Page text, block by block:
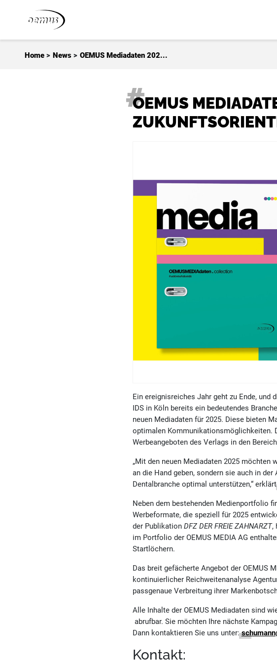
Home > News > OEMUS Mediadaten 202...
OEMUS
Ein ereignisreiches Jahr geht zu Ende, und
IDS in Köln bereits ein bedeutendes
neuen Mediadaten für 2025. Diese bieten
optimalen Kommunikationsmöglichkeiten.
Werbeangeboten des Verlags in den
„Mit den neuen Mediadaten 2025 möchten
an die Hand geben, sondern sie auch in
Dentalbranche optimal unterstützen,“
Neben dem bestehenden Medienportfolio
Werbeformate, die speziell für 2025
der Publikation DFZ DER FREIE ZAHNARZT,
im Portfolio der OEMUS MEDIA AG
Startlöchern.
Das breit gefächerte Angebot der OEMUS
kontinuierlicher Reichweitenanalyse
passgenaue Verbreitung ihrer
Alle Inhalte der OEMUS Mediadaten sind
abrufbar. Sie möchten Ihre nächste
Dann kontaktieren Sie uns unter:
Kontakt: